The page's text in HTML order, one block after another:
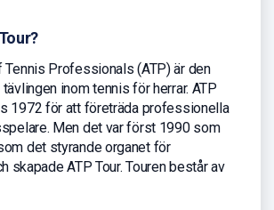
Professionals (ATP) är den
inom tennis för herrar. ATP
1972 för att företräda professionella
Men det var först 1990 som
det styrande organet för
skapade ATP Tour. Touren består av